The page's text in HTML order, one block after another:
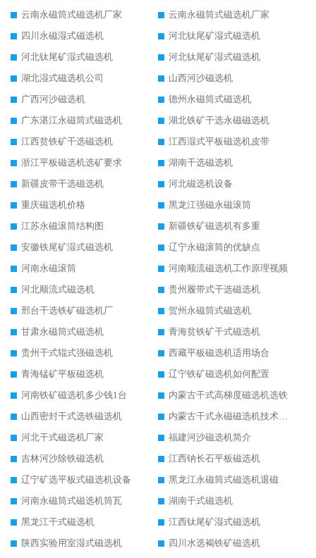
云南永磁筒式磁选机厂家
云南永磁筒式磁选机厂家
四川永磁湿式磁选机
河北钛尾矿湿式磁选机
河北钛尾矿湿式磁选机
河北钛尾矿湿式磁选机
湖北湿式磁选机公司
山西河沙磁选机
广西河沙磁选机
德州永磁筒式磁选机
广东湛江永磁筒式磁选机
湖北铁矿干选永磁磁选机
江西贫铁矿干选磁选机
江西湿式平板磁选机皮带
浙江平板磁选机选矿要求
湖南干选磁选机
新疆皮带干选磁选机
河北磁选机设备
重庆磁选机价格
黑龙江强磁永磁滚筒
江苏永磁滚筒结构图
新疆铁矿磁选机有多重
安徽铁尾矿湿式磁选机
辽宁永磁滚筒的优缺点
河南永磁滚筒
河南顺流磁选机工作原理视频
河北顺流式磁选机
贵州履带式干选磁选机
邢台干选铁矿磁选机厂
贺州永磁筒式磁选机
甘肃永磁筒式磁选机
青海贫铁矿干式磁选机
贵州干式辊式强磁选机
西藏平板磁选机适用场合
青海锰矿平板磁选机
辽宁铁矿磁选机如何配置
河南铁矿磁选机多少钱1台
内蒙古干式高梯度磁选机选铁
山西密封干式选铁磁选机
内蒙古干式永磁磁选机技术要求
河北干式磁选机厂家
福建河沙磁选机简介
吉林河沙除铁磁选机
江西钠长石平板磁选机
辽宁矿选平板式磁选机设备
黑龙江永磁筒式磁选机退磁
河南永磁筒式磁选机筒瓦
湖南干式磁选机
黑龙江干式磁选机
江西钛尾矿湿式磁选机
陕西实验用室湿式磁选机
四川水选褐铁矿磁选机